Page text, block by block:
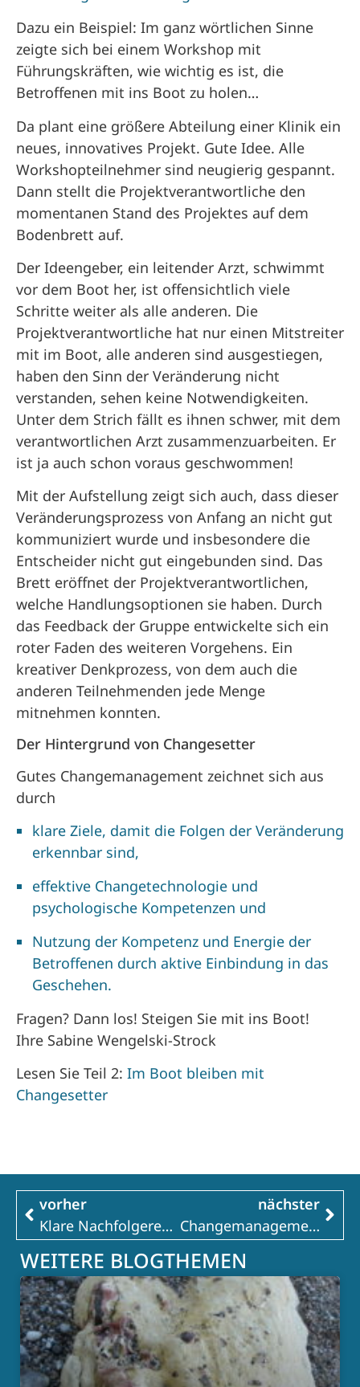
Dazu ein Beispiel: Im ganz wörtlichen Sinne
zeigte sich bei einem Workshop mit
Führungskräften, wie wichtig es ist, die
Betroffenen mit ins Boot zu holen…
Da plant eine größere Abteilung einer Klinik ein
neues, innovatives Projekt. Gute Idee. Alle
Workshopteilnehmer sind neugierig gespannt.
Dann stellt die Projektverantwortliche den
momentanen Stand des Projektes auf dem
Bodenbrett auf.
Der Ideengeber, ein leitender Arzt, schwimmt
vor dem Boot her, ist offensichtlich viele
Schritte weiter als alle anderen. Die
Projektverantwortliche hat nur einen Mitstreiter
mit im Boot, alle anderen sind ausgestiegen,
haben den Sinn der Veränderung nicht
verstanden, sehen keine Notwendigkeiten.
Unter dem Strich fällt es ihnen schwer, mit dem
verantwortlichen Arzt zusammenzuarbeiten. Er
ist ja auch schon voraus geschwommen!
Mit der Aufstellung zeigt sich auch, dass dieser
Veränderungsprozess von Anfang an nicht gut
kommuniziert wurde und insbesondere die
Entscheider nicht gut eingebunden sind. Das
Brett eröffnet der Projektverantwortlichen,
welche Handlungsoptionen sie haben. Durch
das Feedback der Gruppe entwickelte sich ein
roter Faden des weiteren Vorgehens. Ein
kreativer Denkprozess, von dem auch die
anderen Teilnehmenden jede Menge
mitnehmen konnten.
Der Hintergrund von Changesetter
Gutes Changemanagement zeichnet sich aus
durch
klare Ziele, damit die Folgen der Veränderung
erkennbar sind,
effektive Changetechnologie und
psychologische Kompetenzen und
Nutzung der Kompetenz und Energie der
Betroffenen durch aktive Einbindung in das
Geschehen.
Fragen? Dann los! Steigen Sie mit ins Boot!
Ihre Sabine Wengelski-Strock
Lesen Sie Teil 2: Im Boot bleiben mit
Changesetter
vorher
Klare Nachfolgeregelung ist strategische Unternehmensentwicklung und gutes Change-Management
nächster
Changemanagement – die Basis für erfolgreiche Veränderungsprozesse Teil 2
WEITERE BLOGTHEMEN